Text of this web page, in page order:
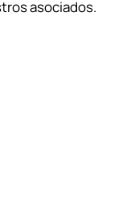
asociados.